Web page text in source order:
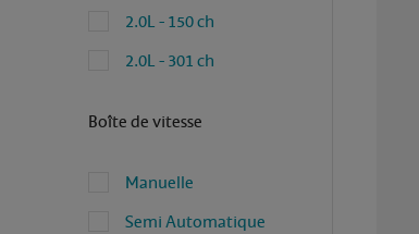
2.0L - 150 ch
2.0L - 301 ch
Boîte de vitesse
Manuelle
Semi Automatique